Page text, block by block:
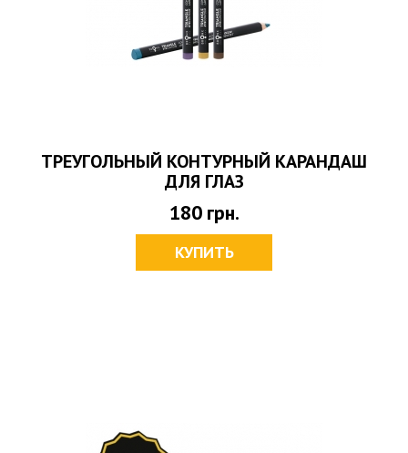
ТРЕУГОЛЬНЫЙ КОНТУРНЫЙ КАРАНДАШ
ДЛЯ ГЛАЗ
180 грн.
КУПИТЬ